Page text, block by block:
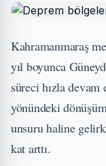
Kahramanmaraş
yıl boyunca
süreci hızla
yönündeki
unsuru haline
kat arttı.